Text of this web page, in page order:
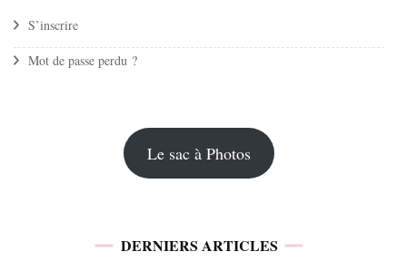
S’inscrire
Mot de passe perdu ?
Le sac à Photos
DERNIERS ARTICLES